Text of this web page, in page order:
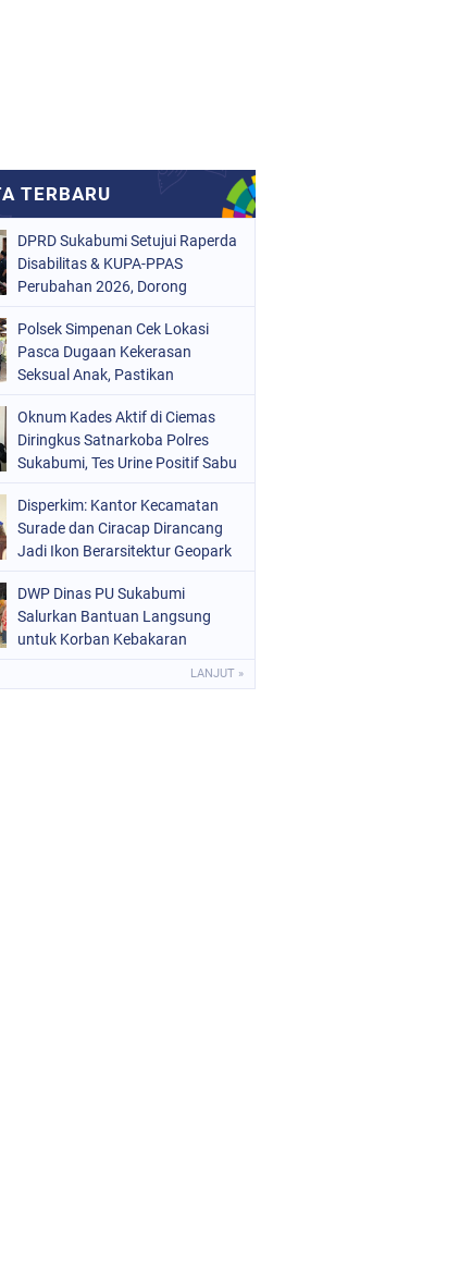
DPRD Sukabumi Setujui Raperda
Disabilitas & KUPA-PPAS
Perubahan 2026, Dorong
Polsek Simpenan Cek Lokasi
Pasca Dugaan Kekerasan
Seksual Anak, Pastikan
Oknum Kades Aktif di Ciemas
Diringkus Satnarkoba Polres
Sukabumi, Tes Urine Positif Sabu
Disperkim: Kantor Kecamatan
Surade dan Ciracap Dirancang
Jadi Ikon Berarsitektur Geopark
DWP Dinas PU Sukabumi
Salurkan Bantuan Langsung
untuk Korban Kebakaran
LANJUT »